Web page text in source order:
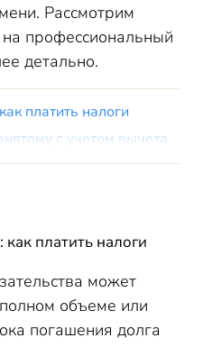
Рассмотрим
профессиональный
детально.
платить налоги
с учетом вычета
платить налоги
может
объеме или
погашения долга